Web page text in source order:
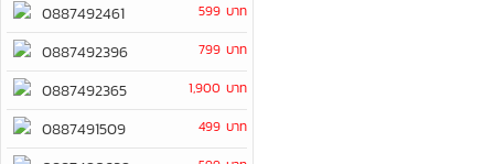
0887492461 599 บาท
0887492396 799 บาท
0887492365 1,900 บาท
0887491509 499 บาท